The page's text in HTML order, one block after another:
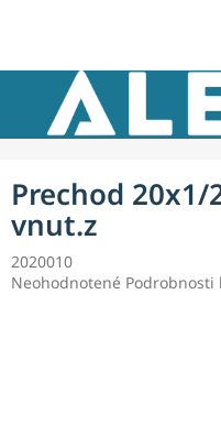
Prechod 20x1/
vnut.z
2020010
Priemerné
Neohodnotené Podrobnosti